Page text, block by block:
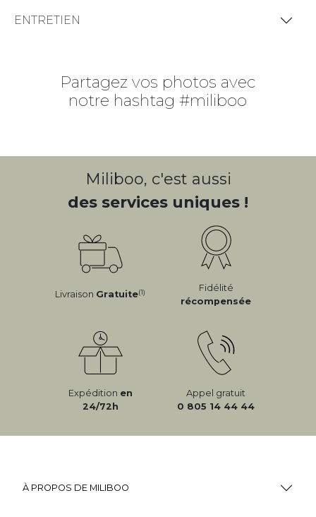
ENTRETIEN
Partagez vos photos avec
notre hashtag #miliboo
Miliboo, c'est aussi
des services uniques !
Livraison Gratuite(1)
Fidélité
récompensée
Expédition en
24/72h
Appel gratuit
0 805 14 44 44
À PROPOS DE MILIBOO